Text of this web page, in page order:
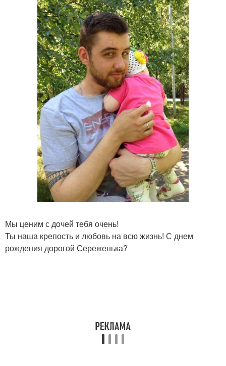
Мы ценим с дочей тебя очень!
Ты наша крепость и любовь на всю жизнь! С днем
рождения дорогой Сереженька?